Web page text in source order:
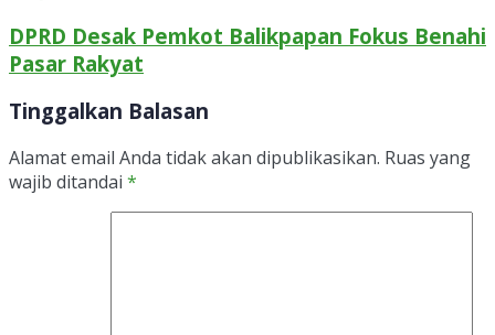
DPRD Desak Pemkot Balikpapan Fokus Benahi
Pasar Rakyat
Tinggalkan Balasan
Alamat email Anda tidak akan dipublikasikan. Ruas yang
wajib ditandai *